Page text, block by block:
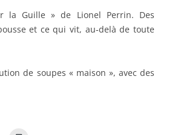
la Guille » de Lionel Perrin. Des
et ce qui vit, au‐delà de toute
de soupes « maison », avec des